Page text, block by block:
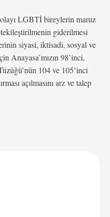
LGBTİ bireylerin maruz
giderilmesi
siyasi, iktisadi, sosyal ve
Anayasa’mızın 98’inci,
104 ve 105’inci
açılmasını arz ve talep